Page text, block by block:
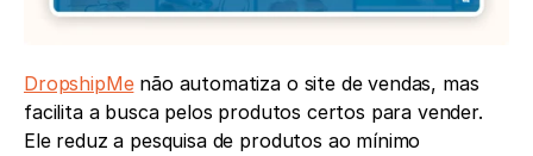
DropshipMe não automatiza o site de vendas, mas
facilita a busca pelos produtos certos para vender.
Ele reduz a pesquisa de produtos ao mínimo